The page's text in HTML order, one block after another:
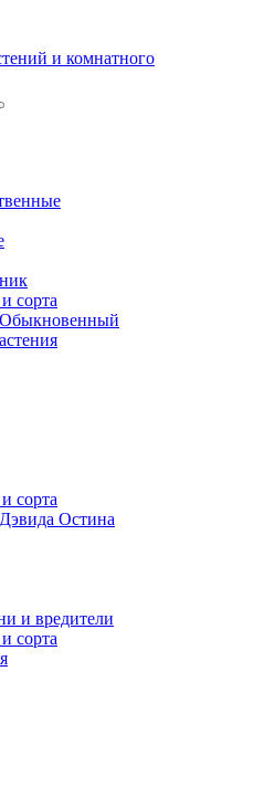
и комнатного
сорта
Обыкновенный
сорта
Дэвида Остина
и вредители
сорта